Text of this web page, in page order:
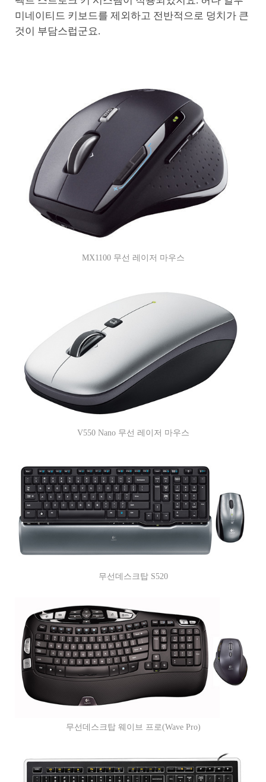
미네이티드 키보드를 제외하고 전반적으로 덩치가 큰
것이 부담스럽군요.
MX1100 무선 레이저 마우스
V550 Nano 무선 레이저 마우스
무선데스크탑 S520
무선데스크탑 웨이브 프로(Wave Pro)